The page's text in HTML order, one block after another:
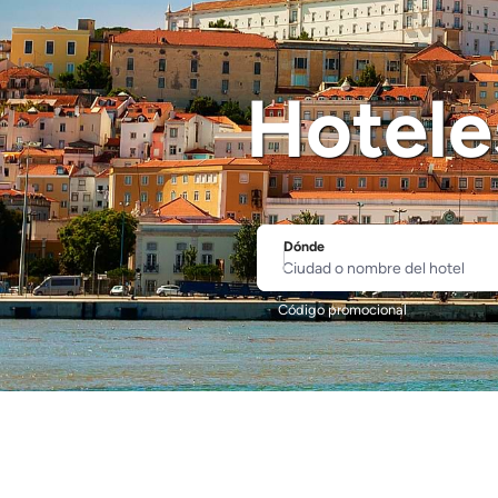
Dónde
Ciudad o nombre del hotel
Código promocional